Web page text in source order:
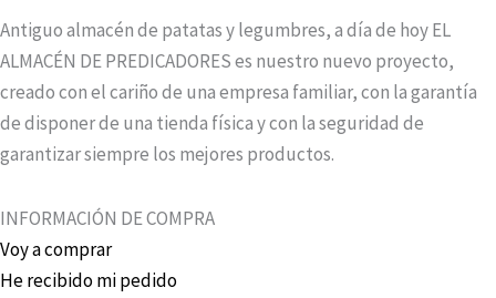
Antiguo almacén de patatas y legumbres, a día de hoy EL
ALMACÉN DE PREDICADORES es nuestro nuevo proyecto,
creado con el cariño de una empresa familiar, con la garantía
de disponer de una tienda física y con la seguridad de
garantizar siempre los mejores productos.
INFORMACIÓN DE COMPRA
Voy a comprar
He recibido mi pedido